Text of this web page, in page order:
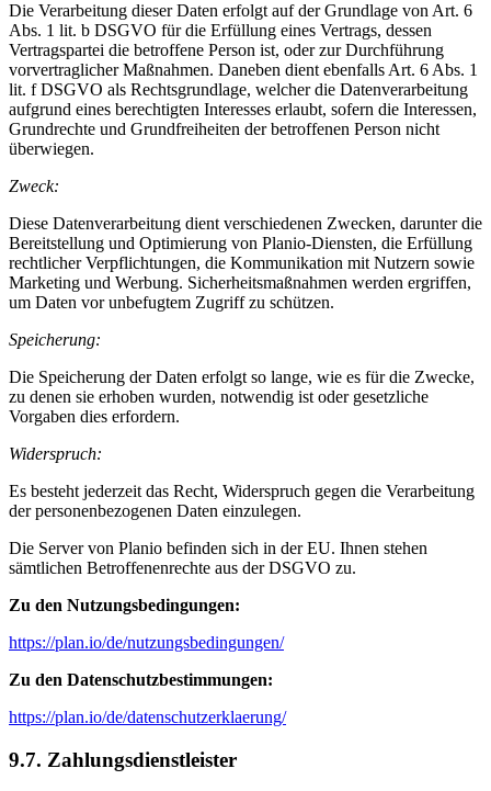
Die Verarbeitung dieser Daten erfolgt auf der Grundlage von Art. 6
Abs. 1 lit. b DSGVO für die Erfüllung eines Vertrags, dessen
Vertragspartei die betroffene Person ist, oder zur Durchführung
vorvertraglicher Maßnahmen. Daneben dient ebenfalls Art. 6 Abs. 1
lit. f DSGVO als Rechtsgrundlage, welcher die Datenverarbeitung
aufgrund eines berechtigten Interesses erlaubt, sofern die Interessen,
Grundrechte und Grundfreiheiten der betroffenen Person nicht
überwiegen.
Zweck:
Diese Datenverarbeitung dient verschiedenen Zwecken, darunter die
Bereitstellung und Optimierung von Planio-Diensten, die Erfüllung
rechtlicher Verpflichtungen, die Kommunikation mit Nutzern sowie
Marketing und Werbung. Sicherheitsmaßnahmen werden ergriffen,
um Daten vor unbefugtem Zugriff zu schützen.
Speicherung:
Die Speicherung der Daten erfolgt so lange, wie es für die Zwecke,
zu denen sie erhoben wurden, notwendig ist oder gesetzliche
Vorgaben dies erfordern.
Widerspruch:
Es besteht jederzeit das Recht, Widerspruch gegen die Verarbeitung
der personenbezogenen Daten einzulegen.
Die Server von Planio befinden sich in der EU. Ihnen stehen
sämtlichen Betroffenenrechte aus der DSGVO zu.
Zu den Nutzungsbedingungen:
https://plan.io/de/nutzungsbedingungen/
Zu den Datenschutzbestimmungen:
https://plan.io/de/datenschutzerklaerung/
9.7. Zahlungsdienstleister